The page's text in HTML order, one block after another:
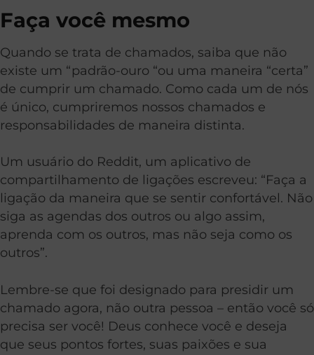
Faça você mesmo
Quando se trata de chamados, saiba que não
existe um “padrão-ouro “ou uma maneira “certa”
de cumprir um chamado. Como cada um de nós
é único, cumpriremos nossos chamados e
responsabilidades de maneira distinta.
Um usuário do Reddit, um aplicativo de
compartilhamento de ligações escreveu: “Faça a
ligação da maneira que se sentir confortável. Não
siga as agendas dos outros ou algo assim,
aprenda com os outros, mas não seja como os
outros”.
Lembre-se que foi designado para presidir um
chamado agora, não outra pessoa – então você só
precisa ser você! Deus conhece você e deseja
que seus pontos fortes, suas paixões e sua